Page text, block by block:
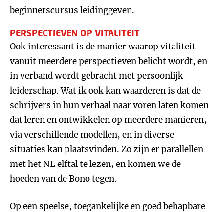
beginnerscursus leidinggeven.
PERSPECTIEVEN OP VITALITEIT
Ook interessant is de manier waarop vitaliteit
vanuit meerdere perspectieven belicht wordt, en
in verband wordt gebracht met persoonlijk
leiderschap. Wat ik ook kan waarderen is dat de
schrijvers in hun verhaal naar voren laten komen
dat leren en ontwikkelen op meerdere manieren,
via verschillende modellen, en in diverse
situaties kan plaatsvinden. Zo zijn er parallellen
met het NL elftal te lezen, en komen we de
hoeden van de Bono tegen.
Op een speelse, toegankelijke en goed behapbare